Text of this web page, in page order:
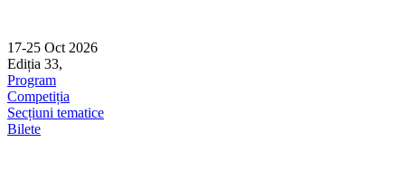
content
17-25 Oct 2026
Ediția 33,
Program
Competiția
Secțiuni tematice
Bilete